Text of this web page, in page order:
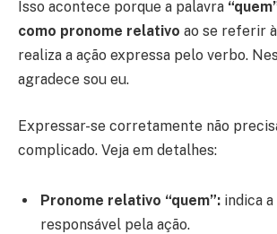
Isso acontece porque a palavra
como pronome relativo ao se referir
realiza a ação expressa pelo verbo.
agradece sou eu.
Expressar-se corretamente não
complicado. Veja em detalhes:
Pronome relativo “quem”: indica
responsável pela ação.